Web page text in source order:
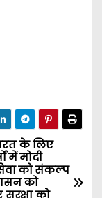
के लिए
में मोदी
को संकल्प
को
को